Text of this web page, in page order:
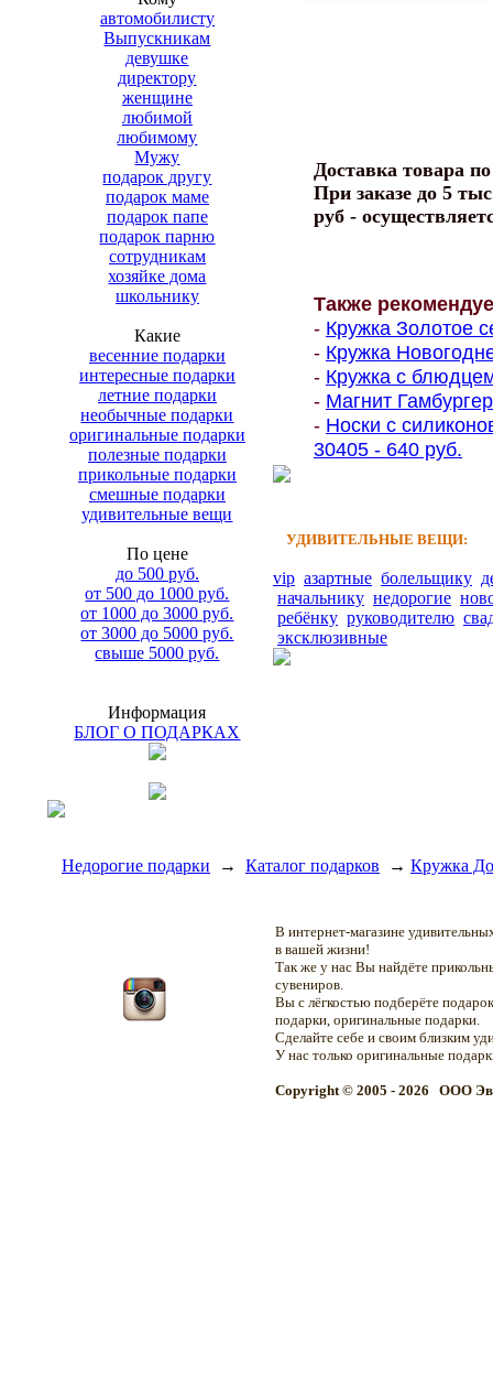
автомобилисту
Выпускникам
девушке
директору
женщине
любимой
любимому
Мужу
подарок другу
подарок маме
подарок папе
подарок парню
сотрудникам
хозяйке дома
школьнику
Какие
весенние подарки
интересные подарки
летние подарки
необычные подарки
оригинальные подарки
полезные подарки
прикольные подарки
смешные подарки
удивительные вещи
По цене
до 500 руб.
от 500 до 1000 руб.
от 1000 до 3000 руб.
от 3000 до 5000 руб.
свыше 5000 руб.
Информация
БЛОГ О ПОДАРКАХ
Доставка товара
При заказе до 5
руб -
Также
- Кружка Золотое
- Кружка
- Кружка с
- Магнит
- Носки с
30405 - 640 руб.
УДИВИТЕЛЬНЫЕ ВЕЩИ:
vip азартные болельщику
начальнику недорогие
ребёнку руководителю
эксклюзивные
Недорогие подарки → Каталог подарков → Кружка
В интернет-магазине
в вашей жизни!
Так же у нас Вы найдёте
сувениров.
Вы с лёгкостью подберёте
подарки, оригинальные подарки.
Сделайте себе и своим близким
У нас только оригинальные
Copyright © 2005 - 2026 OOO